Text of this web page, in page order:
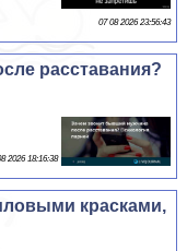
07 08 2026 23:56:43
расставания?
2026 18:16:38
красками,